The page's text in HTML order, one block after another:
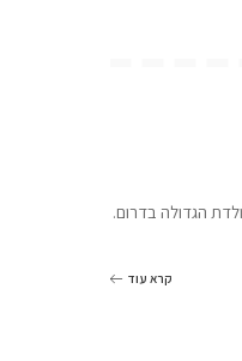
קרא עוד